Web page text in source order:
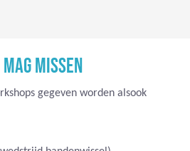
MISSEN
gegeven worden alsook